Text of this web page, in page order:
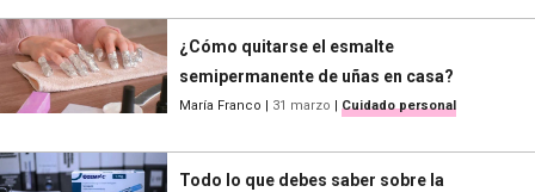
¿Cómo quitarse el esmalte
semipermanente de uñas en casa?
María Franco 31 marzo Cuidado personal
Todo lo que debes saber sobre la